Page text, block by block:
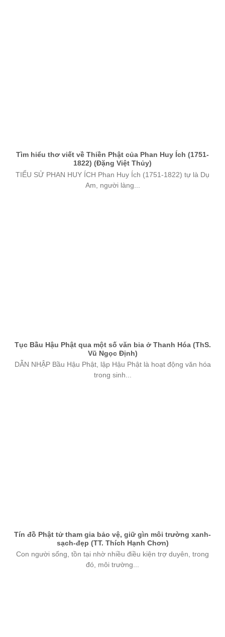
Tìm hiểu thơ viết về Thiền Phật của Phan Huy Ích (1751-
1822) (Đặng Việt Thủy)
TIỂU SỬ PHAN HUY ÍCH Phan Huy Ích (1751-1822) tự là Dụ
Am, người làng...
Tục Bầu Hậu Phật qua một số văn bia ở Thanh Hóa (ThS.
Vũ Ngọc Định)
DẪN NHẬP Bầu Hậu Phật, lập Hậu Phật là hoạt động văn hóa
trong sinh...
Tín đồ Phật tử tham gia bảo vệ, giữ gìn môi trường xanh-
sạch-đẹp (TT. Thích Hạnh Chơn)
Con người sống, tồn tại nhờ nhiều điều kiện trợ duyên, trong
đó, môi trường...